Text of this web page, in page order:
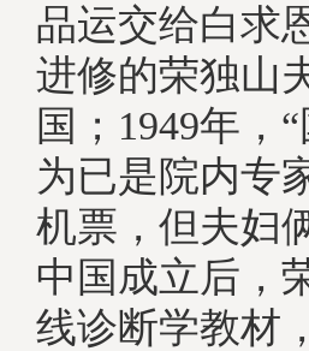
品运交给白求
进修的荣独山
国；1949年，
为已是院内专
机票，但夫妇
中国成立后，
线诊断学教材